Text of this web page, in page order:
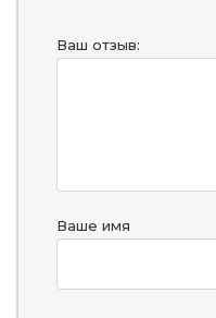
Ваш отзыв:
Ваше имя